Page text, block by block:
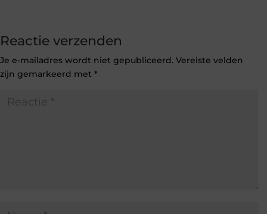
Reactie verzenden
Je e-mailadres wordt niet gepubliceerd. Vereiste velden
zijn gemarkeerd met *